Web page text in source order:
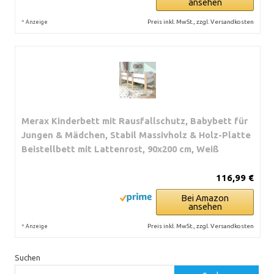
* Anzeige Preis inkl. MwSt., zzgl. Versandkosten
Merax Kinderbett mit Rausfallschutz, Babybett für
Jungen & Mädchen, Stabil Massivholz & Holz-Platte
Beistellbett mit Lattenrost, 90x200 cm, Weiß
116,99 €
Bei Amazon
ansehen
* Anzeige Preis inkl. MwSt., zzgl. Versandkosten
Suchen